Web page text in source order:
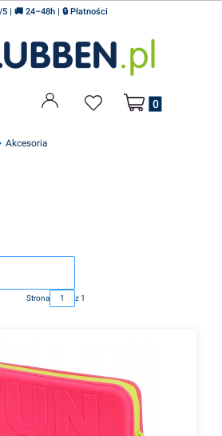
5 | 🚚 24–48h | 🔒 Płatności
Produkty w
Akcesoria
Strona z 1